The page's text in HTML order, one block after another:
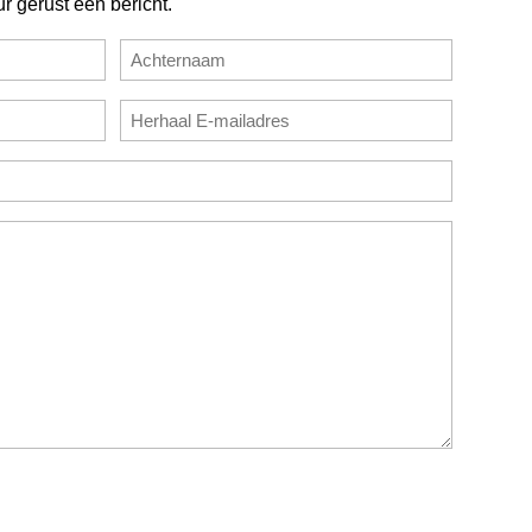
gerust een bericht.
Achternaam
E-
bevestigen